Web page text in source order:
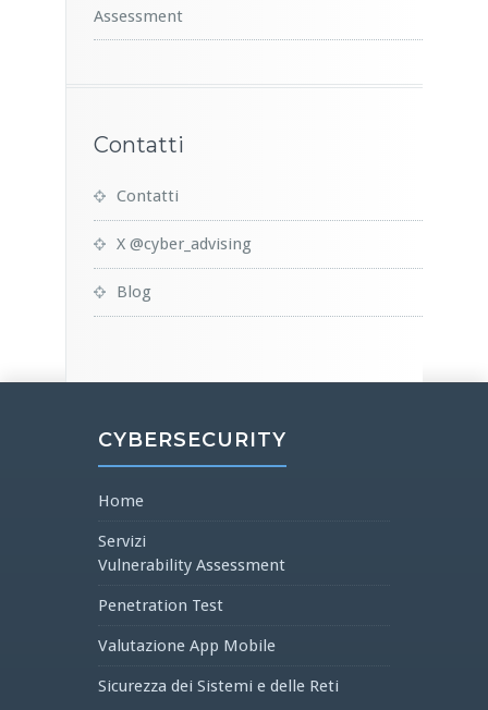
Assessment
Contatti
Contatti
X @cyber_advising
Blog
CYBERSECURITY
Home
Servizi
Vulnerability Assessment
Penetration Test
Valutazione App Mobile
Sicurezza dei Sistemi e delle Reti